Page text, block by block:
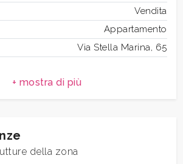
Vendita
Appartamento
Via Stella Marina, 65
della zona